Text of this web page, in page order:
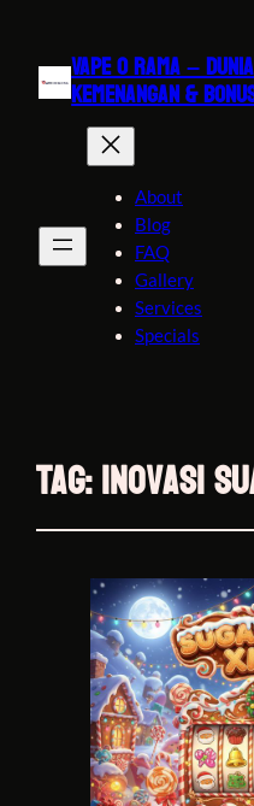
VAPE O RAMA –
KEMENANGAN &
About
Blog
FAQ
Gallery
Services
Specials
Tag:inovasi